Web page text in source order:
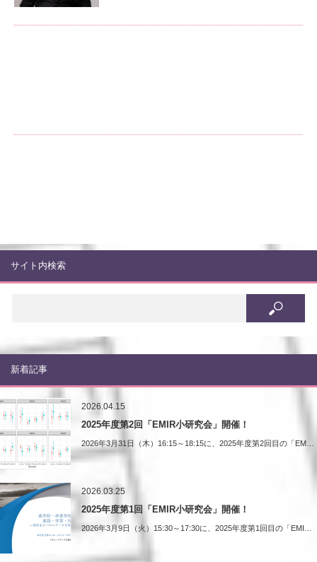
サイト内検索
新着記事
2026.04.15
2025年度第2回「EMIR小研究会」開催！
2026年3月31日（木）16:15～18:15に、2025年度第2回目の「EM…
2026.03.25
2025年度第1回「EMIR小研究会」開催！
2026年3月9日（火）15:30～17:30に、2025年度第1回目の「EMI…